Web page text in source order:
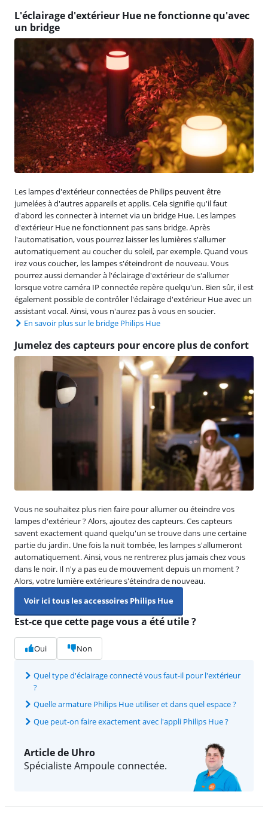
L'éclairage d'extérieur Hue ne fonctionne qu'avec
un bridge
Les lampes d'extérieur connectées de Philips peuvent être
jumelées à d'autres appareils et applis. Cela signifie qu'il faut
d'abord les connecter à internet via un bridge Hue. Les lampes
d'extérieur Hue ne fonctionnent pas sans bridge. Après
l'automatisation, vous pourrez laisser les lumières s'allumer
automatiquement au coucher du soleil, par exemple. Quand vous
irez vous coucher, les lampes s'éteindront de nouveau. Vous
pourrez aussi demander à l'éclairage d'extérieur de s'allumer
lorsque votre caméra IP connectée repère quelqu'un. Bien sûr, il est
également possible de contrôler l'éclairage d'extérieur Hue avec un
assistant vocal. Ainsi, vous n'aurez pas à vous en soucier.
En savoir plus sur le bridge Philips Hue
Jumelez des capteurs pour encore plus de confort
Vous ne souhaitez plus rien faire pour allumer ou éteindre vos
lampes d'extérieur ? Alors, ajoutez des capteurs. Ces capteurs
savent exactement quand quelqu'un se trouve dans une certaine
partie du jardin. Une fois la nuit tombée, les lampes s'allumeront
automatiquement. Ainsi, vous ne rentrerez plus jamais chez vous
dans le noir. Il n'y a pas eu de mouvement depuis un moment ?
Alors, votre lumière extérieure s'éteindra de nouveau.
Voir ici tous les accessoires Philips Hue
Est-ce que cette page vous a été utile ?
Oui Non
Quel type d'éclairage connecté vous faut-il pour l'extérieur
?
Quelle armature Philips Hue utiliser et dans quel espace ?
Que peut-on faire exactement avec l'appli Philips Hue ?
Article de Uhro
Spécialiste Ampoule connectée.